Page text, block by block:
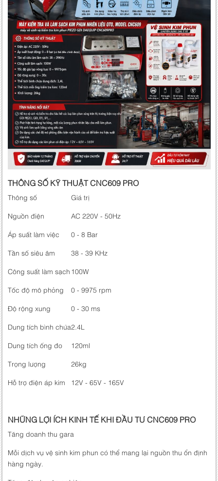
THÔNG SỐ KỸ THUẬT CNC609 PRO
Thông số
Giá trị
Nguồn điện
AC 220V - 50Hz
Áp suất làm việc
0 - 8 Bar
Tần số siêu âm
38 - 39 KHz
Công suất làm sạch 100W
Tốc độ mô phỏng
0 - 9975 rpm
Độ rộng xung
0 - 30 ms
Dung tích bình chứa2.4L
Dung tích ống đo
120ml
Trọng lượng
26kg
Hỗ trợ điện áp kim
12V - 65V - 165V
NHỮNG LỢI ÍCH KINH TẾ KHI ĐẦU TƯ CNC609 PRO
Tăng doanh thu gara
Mỗi dịch vụ vệ sinh kim phun có thể mang lại nguồn thu ổn định
hàng ngày.